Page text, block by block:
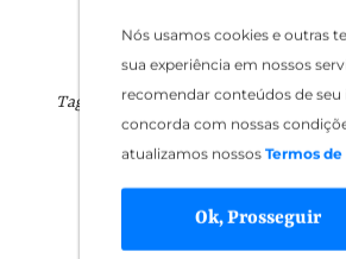
Nós usamos cookies e outras
sua experiência em nossos
recomendar conteúdos de seu
concorda com nossas
atualizamos nossosTermos de
Ok, Prosseguir
Tags: